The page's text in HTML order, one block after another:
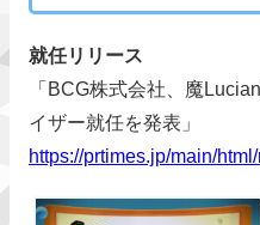
就任リリース
「BCG株式会社、魔
イザー就任を発表」
https://prtimes.jp/main/